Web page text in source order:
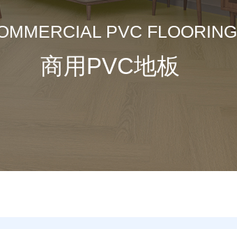
PVC FLOORING
商用PVC地板